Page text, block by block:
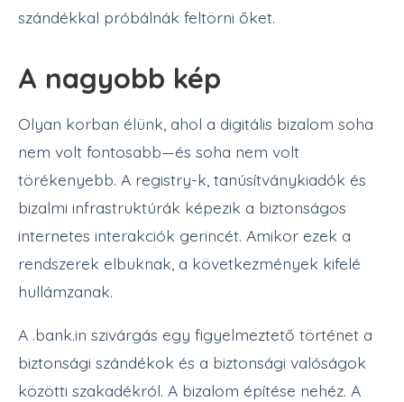
szándékkal próbálnák feltörni őket.
A nagyobb kép
Olyan korban élünk, ahol a digitális bizalom soha
nem volt fontosabb—és soha nem volt
törékenyebb. A registry-k, tanúsítványkiadók és
bizalmi infrastruktúrák képezik a biztonságos
internetes interakciók gerincét. Amikor ezek a
rendszerek elbuknak, a következmények kifelé
hullámzanak.
A .bank.in szivárgás egy figyelmeztető történet a
biztonsági szándékok és a biztonsági valóságok
közötti szakadékról. A bizalom építése nehéz. A